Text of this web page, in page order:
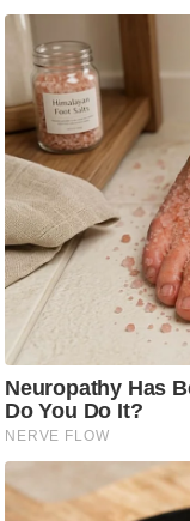
/
फै
श
न
घ
रे
लू
नु
स्खे
प
र्य
न
स्थ
ल
फि